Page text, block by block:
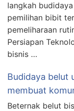
langkah
pemilihan bibit
pemeliharaan
Persiapan
bisnis …
Budidaya belut
membuat
Beternak belut